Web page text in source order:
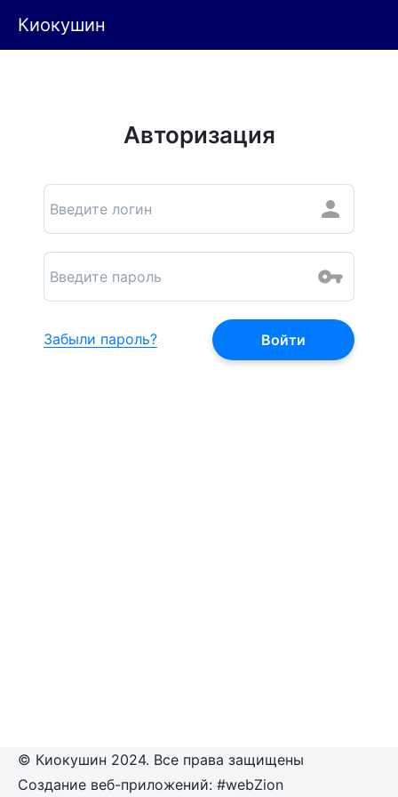
Киокушин
Авторизация
Забыли пароль?
© Киокушин 2024. Все права защищены
Создание веб-приложений: #webZion